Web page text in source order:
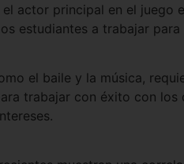
actor principal en el
estudiantes a trabajar
el baile y la música,
trabajar con éxito con